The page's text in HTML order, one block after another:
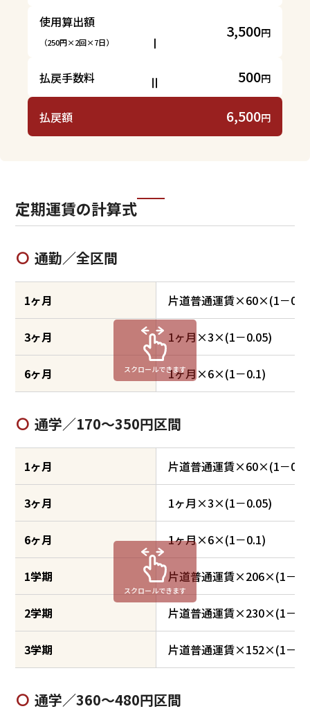
使用算出額
（250円×2回×7日）
3,500円
払戻手数料 500円
払戻額 6,500円
定期運賃の計算式
通勤／全区間
1ヶ月 片道普通運賃×60×(1－
3ヶ月 1ヶ月×3×(1－0.05)
6ヶ月 1ヶ月×6×(1－0.1)
スクロールできます
通学／170～350円区間
1ヶ月 片道普通運賃×60×(1－
3ヶ月 1ヶ月×3×(1－0.05)
6ヶ月 1ヶ月×6×(1－0.1)
1学期 片道普通運賃×206×(1－
2学期 片道普通運賃×230×(1－
3学期 片道普通運賃×152×(1－
スクロールできます
通学／360～480円区間